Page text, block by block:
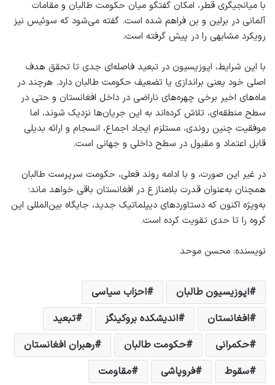
با میانجیگری قطر، امکان گفتگو میان حکومت طالبان و مقامات
آلمانی در برلین و بن فراهم شده است. گفته می‌شود که سوئیس نیز
رویکرد مشابهی را در پیش گرفته است.
با این شرایط، اپوزیسیون در تبعید فاصله‌ای جدی تا تحقق هدف
اصلی خود یعنی براندازی یا تضعیف حکومت طالبان دارد. هرچند در
ماه‌های اخیر برخی چهره‌های ناراضی در داخل افغانستان و حتی در
سطح منطقه‌ای، تلاش کرده‌اند به این جریان‌ها نزدیک شوند، اما
موفقیت چنین روندی، مستلزم ایجاد اجماع، انسجام و ارائه بدیلی
قابل اعتماد و مقبول در سطح داخلی و جهانی است.
در غیر این صورت، و با ادامه روند فعلی، حکومت سرپرست طالبان
همچنان به‌عنوان قدرت بلامنازع در افغانستان باقی خواهد ماند؛
به‌ویژه اکنون که دستاوردهای دیپلماتیک جدید، جایگاه بین‌المللی این
گروه را تا حدی تقویت کرده است.
نویسنده: محسن موحد
اپوزیسیون طالبان
احزاب سیاسی
افغانستان
اندیشکده بروکینگز
تبعید
حکمرانی
حکومت طالبان
رهبران افغانستان
سقوط
فروپاشی مقاومت